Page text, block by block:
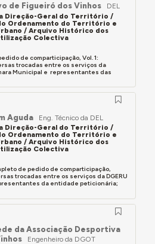
de Figueiró dos Vinhos
DEL
Direção-Geral do Território /
Ordenamento do Território e
/ Arquivo Histórico dos
Colectiva
de comparticipação, Vol. 1:
trocadas entre os serviços da
Municipal e representantes das
Aguda
Eng. Técnico da DEL
Direção-Geral do Território /
Ordenamento do Território e
/ Arquivo Histórico dos
Colectiva
de pedido de comparticipação,
trocadas entre os serviços da DGERU
da entidade peticionária;
da Associação Desportiva
Engenheiro da DGOT